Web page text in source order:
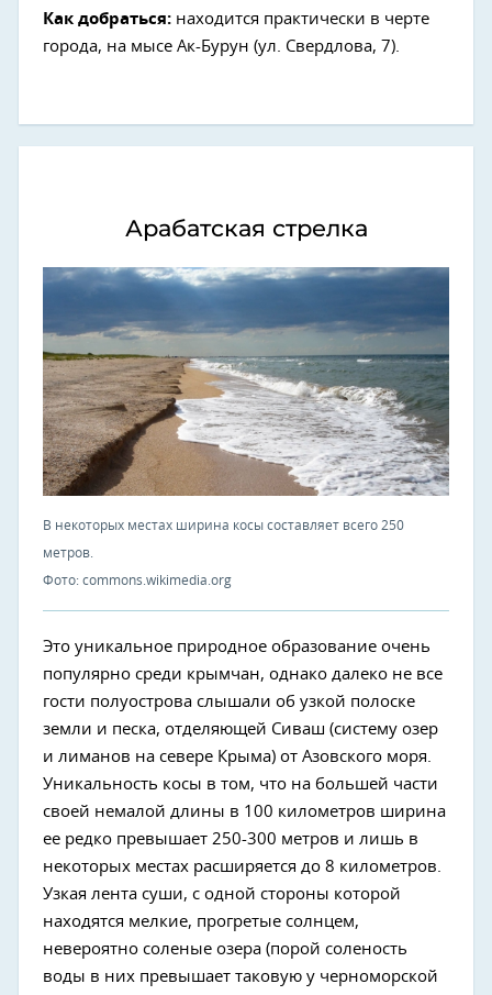
Как добраться: находится практически в черте
города, на мысе Ак-Бурун (ул. Свердлова, 7).
Арабатская стрелка
В некоторых местах ширина косы составляет всего 250
метров.
Фото: commons.wikimedia.org
Это уникальное природное образование очень
популярно среди крымчан, однако далеко не все
гости полуострова слышали об узкой полоске
земли и песка, отделяющей Сиваш (систему озер
и лиманов на севере Крыма) от Азовского моря.
Уникальность косы в том, что на большей части
своей немалой длины в 100 километров ширина
ее редко превышает 250-300 метров и лишь в
некоторых местах расширяется до 8 километров.
Узкая лента суши, с одной стороны которой
находятся мелкие, прогретые солнцем,
невероятно соленые озера (порой соленость
воды в них превышает таковую у черноморской